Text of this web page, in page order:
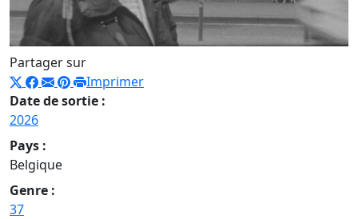
Partager sur
Imprimer
Date de sortie :
2026
Pays :
Belgique
Genre :
37